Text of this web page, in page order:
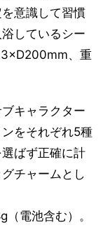
意識して習慣
しているシー
、重
キャラクター
をそれぞれ5種
ばず正確に計
チャームとし
電池含む）。